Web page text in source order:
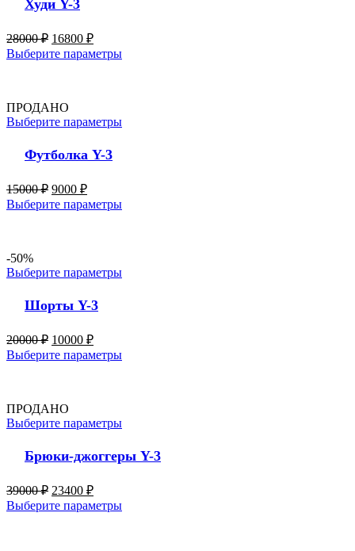
Худи Y-3
28000₽ 16800 ₽
Выберите параметры
ПРОДАНО
Выберите параметры
Футболка Y-3
15000₽ 9000 ₽
Выберите параметры
-50%
Выберите параметры
Шорты Y-3
20000₽ 10000 ₽
Выберите параметры
ПРОДАНО
Выберите параметры
Брюки-джоггеры Y-3
39000₽ 23400 ₽
Выберите параметры